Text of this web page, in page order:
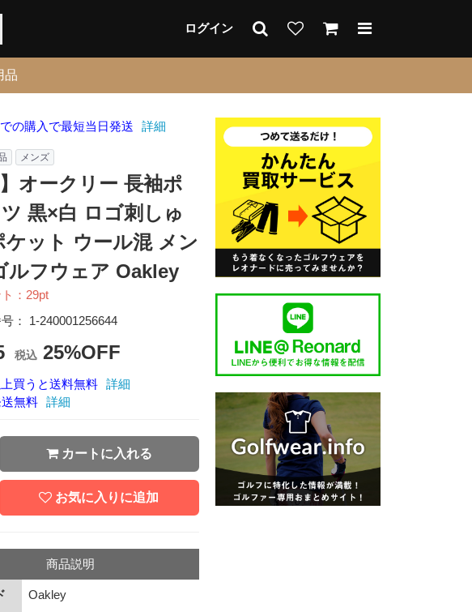
ログイン
品
の購入で最短当日発送 詳細
メンズ
】オークリー 長袖ポ
黒×白 ロゴ刺しゅ
ケット ウール混 メン
ルフウェア Oakley
： 29pt
： 1-240001256644
税込 25%OFF
買うと送料無料 詳細
無料 詳細
カートに入れる
お気に入りに追加
商品説明
Oakley